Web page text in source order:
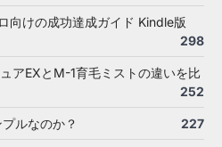
向けの成功達成ガイド Kindle版
298
アEXとM-1育毛ミストの違いを比
252
ルなのか？ 227